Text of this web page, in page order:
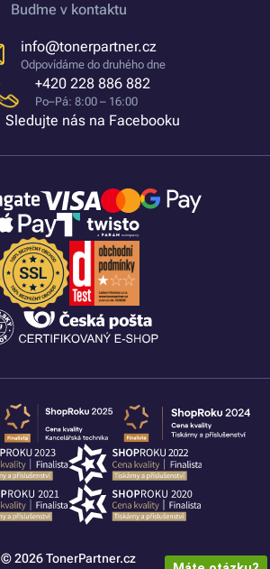
Buďme v kontaktu
info@tonerpartner.cz
Odpovídáme do druhého dne
+420 228 886 882
Po–Pá: 8:00 – 16:00
Sledujte nás na Facebooku
© 2026 TonerPartner.cz